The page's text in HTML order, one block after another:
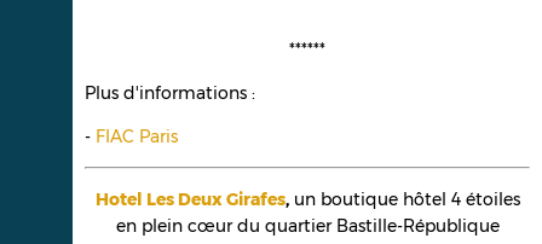
******
Plus d'informations :
- FIAC Paris
Hotel Les Deux Girafes,un boutique hôtel 4 étoiles
en plein cœur du quartier Bastille-République